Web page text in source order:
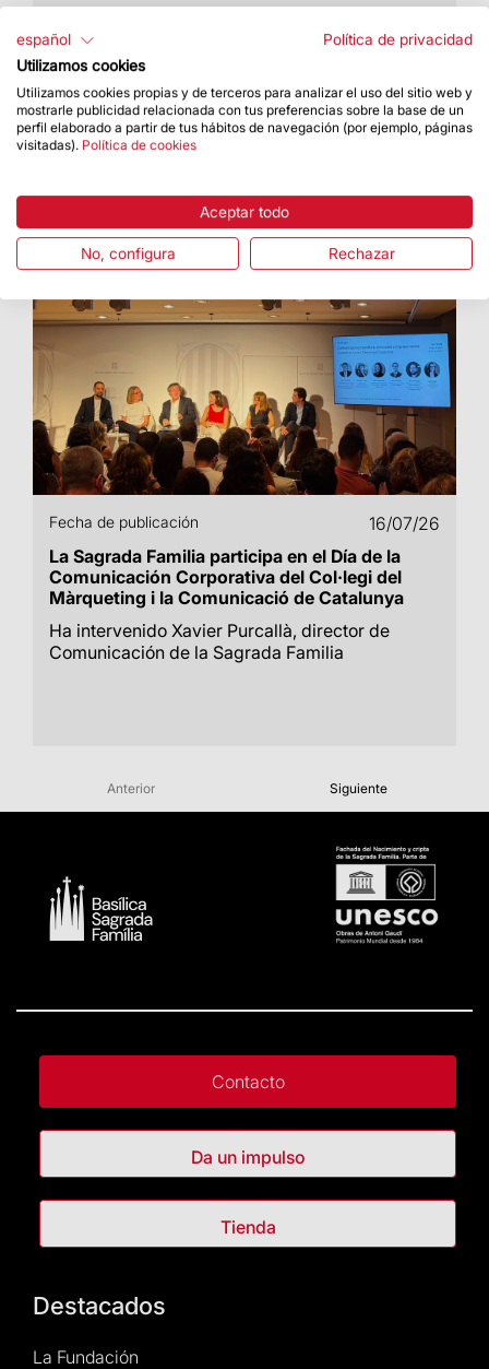
con el Cor Cererols, Lídia Pujol y Maria Arnal
Fecha de publicación
16/07/26
La Sagrada Familia participa en el Día de la
Comunicación Corporativa del Col·legi del
Màrqueting i la Comunicació de Catalunya
Ha intervenido Xavier Purcallà, director de
Comunicación de la Sagrada Familia
Anterior Siguiente
Contacto
Da un impulso
Tienda
Destacados
La Fundación
español
Política de privacidad
Utilizamos cookies
Utilizamos cookies propias y de terceros para analizar el uso del sitio web y
mostrarle publicidad relacionada con tus preferencias sobre la base de un
perfil elaborado a partir de tus hábitos de navegación (por ejemplo, páginas
visitadas). Política de cookies
Aceptar todo
No, configura Rechazar